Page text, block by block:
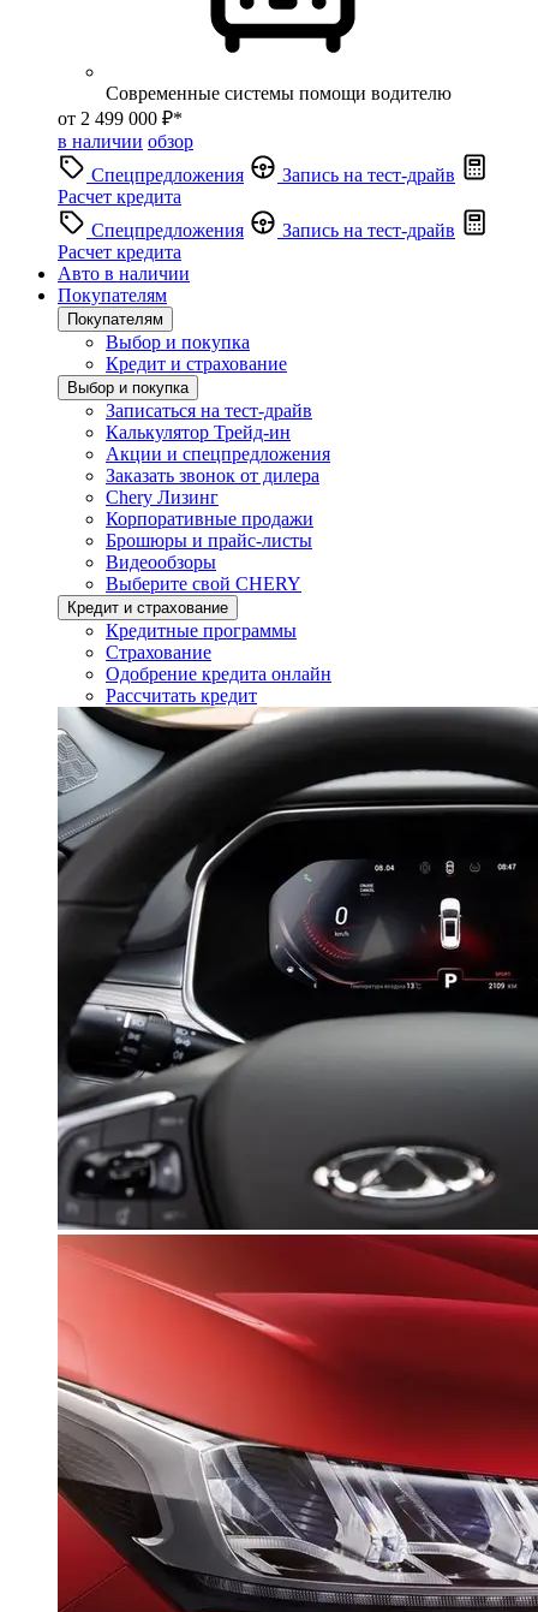
Современные системы помощи водителю
от 2 499 000 ₽*
в наличии обзор
Спецпредложения
Запись на тест-драйв
Расчет кредита
Спецпредложения
Запись на тест-драйв
Расчет кредита
Авто в наличии
Покупателям
Покупателям
Выбор и покупка
Кредит и страхование
Выбор и покупка
Записаться на тест-драйв
Калькулятор Трейд-ин
Акции и спецпредложения
Заказать звонок от дилера
Chery Лизинг
Корпоративные продажи
Брошюры и прайс-листы
Видеообзоры
Выберите свой CHERY
Кредит и страхование
Кредитные программы
Страхование
Одобрение кредита онлайн
Рассчитать кредит